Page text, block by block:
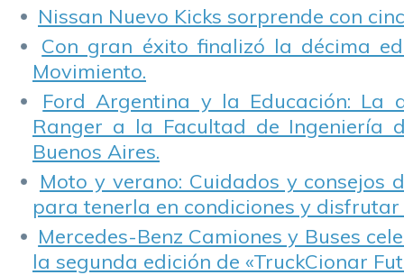
Nissan Nuevo Kicks sorprende con
Con gran éxito finalizó la décima
Movimiento.
Ford Argentina y la Educación: La
Ranger a la Facultad de Ingeniería
Buenos Aires.
Moto y verano: Cuidados y consejos
para tenerla en condiciones y disfrutar
Mercedes-Benz Camiones y Buses
la segunda edición de «TruckCionar